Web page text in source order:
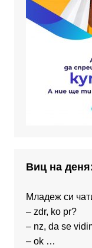
Виц на
Младеж си
– zdr, ko pr?
– nz, da se
– ok …